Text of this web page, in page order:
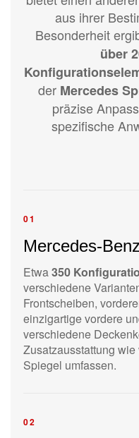
aus ihrer
Besonderheit
über
der Mercedes
präzise
spezifische
01
Mercedes-
Etwa350
verschiedene
Frontscheiben,
einzigartige vordere
verschiedene
Zusatzausstattung
Spiegel umfassen.
02